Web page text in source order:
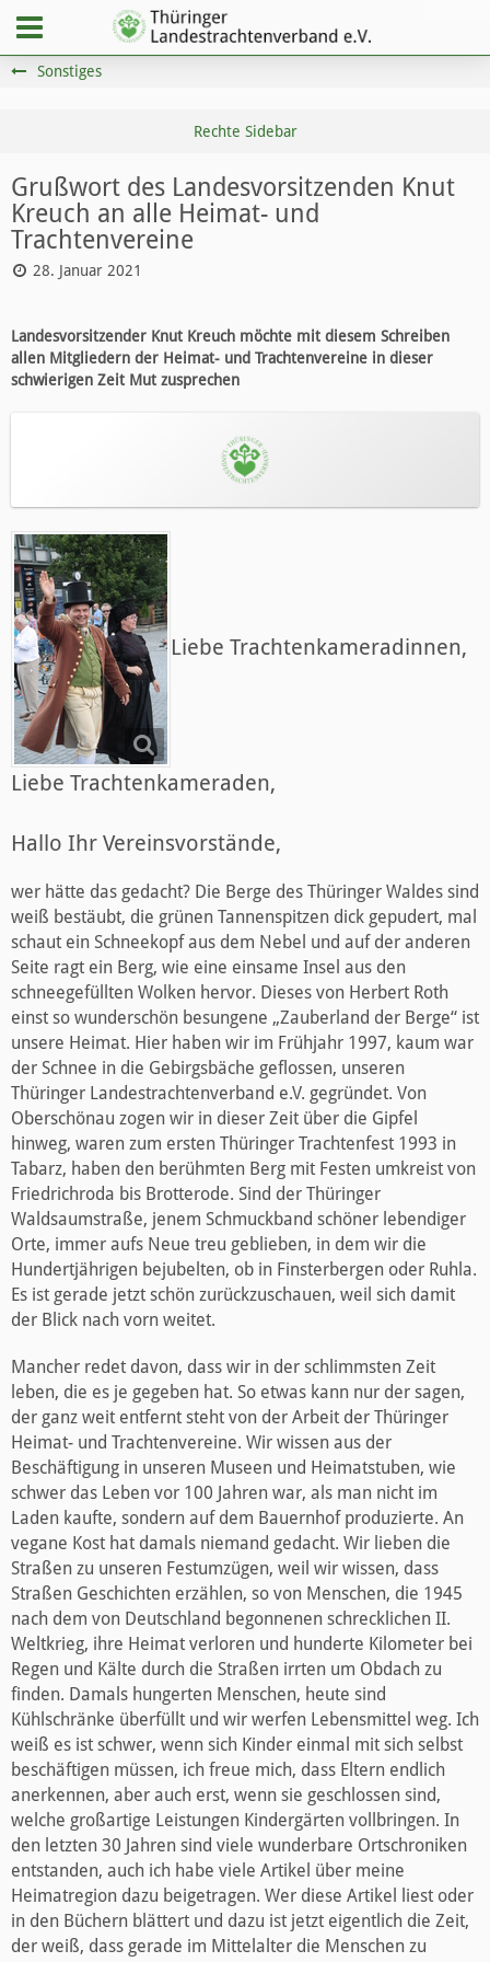
Sonstiges
Grußwort des Landesvorsitzenden Knut
Kreuch an alle Heimat- und
Trachtenvereine
28. Januar 2021
Landesvorsitzender Knut Kreuch möchte mit diesem Schreiben
allen Mitgliedern der Heimat- und Trachtenvereine in dieser
schwierigen Zeit Mut zusprechen
Liebe Trachtenkameradinnen,
Liebe Trachtenkameraden,
Hallo Ihr Vereinsvorstände,
wer hätte das gedacht? Die Berge des Thüringer Waldes sind
weiß bestäubt, die grünen Tannenspitzen dick gepudert, mal
schaut ein Schneekopf aus dem Nebel und auf der anderen
Seite ragt ein Berg, wie eine einsame Insel aus den
schneegefüllten Wolken hervor. Dieses von Herbert Roth
einst so wunderschön besungene „Zauberland der Berge“ ist
unsere Heimat. Hier haben wir im Frühjahr 1997, kaum war
der Schnee in die Gebirgsbäche geflossen, unseren
Thüringer Landestrachtenverband e.V. gegründet. Von
Oberschönau zogen wir in dieser Zeit über die Gipfel
hinweg, waren zum ersten Thüringer Trachtenfest 1993 in
Tabarz, haben den berühmten Berg mit Festen umkreist von
Friedrichroda bis Brotterode. Sind der Thüringer
Waldsaumstraße, jenem Schmuckband schöner lebendiger
Orte, immer aufs Neue treu geblieben, in dem wir die
Hundertjährigen bejubelten, ob in Finsterbergen oder Ruhla.
Es ist gerade jetzt schön zurückzuschauen, weil sich damit
der Blick nach vorn weitet.
Mancher redet davon, dass wir in der schlimmsten Zeit
leben, die es je gegeben hat. So etwas kann nur der sagen,
der ganz weit entfernt steht von der Arbeit der Thüringer
Heimat- und Trachtenvereine. Wir wissen aus der
Beschäftigung in unseren Museen und Heimatstuben, wie
schwer das Leben vor 100 Jahren war, als man nicht im
Laden kaufte, sondern auf dem Bauernhof produzierte. An
vegane Kost hat damals niemand gedacht. Wir lieben die
Straßen zu unseren Festumzügen, weil wir wissen, dass
Straßen Geschichten erzählen, so von Menschen, die 1945
nach dem von Deutschland begonnenen schrecklichen II.
Weltkrieg, ihre Heimat verloren und hunderte Kilometer bei
Regen und Kälte durch die Straßen irrten um Obdach zu
finden. Damals hungerten Menschen, heute sind
Kühlschränke überfüllt und wir werfen Lebensmittel weg. Ich
weiß es ist schwer, wenn sich Kinder einmal mit sich selbst
beschäftigen müssen, ich freue mich, dass Eltern endlich
anerkennen, aber auch erst, wenn sie geschlossen sind,
welche großartige Leistungen Kindergärten vollbringen. In
den letzten 30 Jahren sind viele wunderbare Ortschroniken
entstanden, auch ich habe viele Artikel über meine
Heimatregion dazu beigetragen. Wer diese Artikel liest oder
in den Büchern blättert und dazu ist jetzt eigentlich die Zeit,
der weiß, dass gerade im Mittelalter die Menschen zu